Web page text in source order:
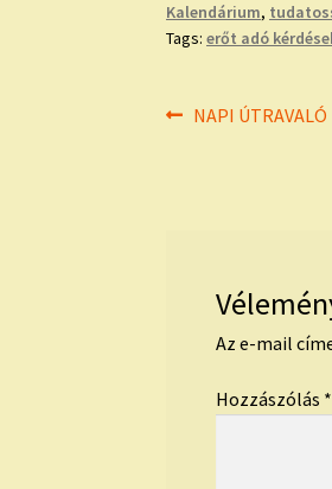
Kalendárium,
Tags:erőt adó
Bejegyzés
Previous
NAPI ÚTRAVALÓ
Az e-mail
Hozzászólás *